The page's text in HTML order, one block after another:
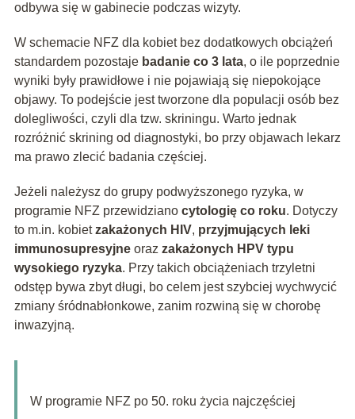
odbywa się w gabinecie podczas wizyty.
W schemacie NFZ dla kobiet bez dodatkowych obciążeń
standardem pozostaje badanie co 3 lata, o ile poprzednie
wyniki były prawidłowe i nie pojawiają się niepokojące
objawy. To podejście jest tworzone dla populacji osób bez
dolegliwości, czyli dla tzw. skriningu. Warto jednak
rozróżnić skrining od diagnostyki, bo przy objawach lekarz
ma prawo zlecić badania częściej.
Jeżeli należysz do grupy podwyższonego ryzyka, w
programie NFZ przewidziano cytologię co roku. Dotyczy
to m.in. kobietzakażonych HIV, przyjmujących leki
immunosupresyjneoraz zakażonych HPV typu
wysokiego ryzyka. Przy takich obciążeniach trzyletni
odstęp bywa zbyt długi, bo celem jest szybciej wychwycić
zmiany śródnabłonkowe, zanim rozwiną się w chorobę
inwazyjną.
W programie NFZ po 50. roku życia najczęściej